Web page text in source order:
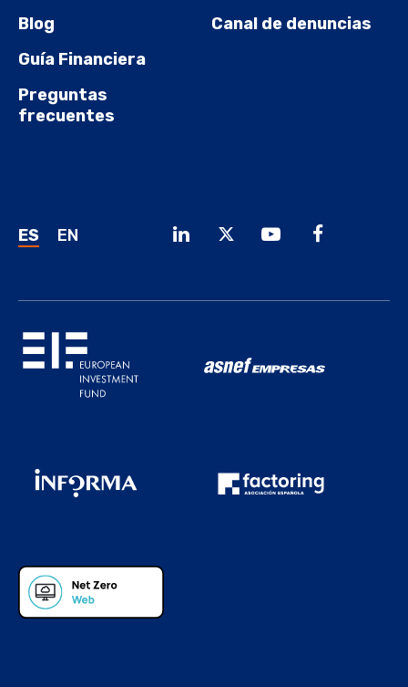
Blog
Guía Financiera
Preguntas
frecuentes
Canal de denuncias
ES EN